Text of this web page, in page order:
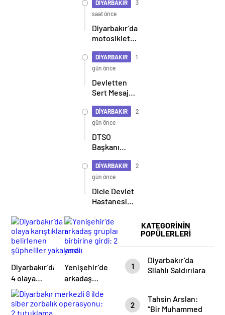
zorbalık
operasyonu:
2 tutuklama
DİYARBAKIR
3
saat önce
Diyarbakır’da
motosikletin
çarpma anı
kameralara
yansıdı
DİYARBAKIR
1
gün önce
Devletten
Sert Mesaj:
Bir Durum
Yok!
DİYARBAKIR
2
gün önce
DTSO
Başkanı
yıllık
çatışma
bitiyor,
şimdi
demokratikleşme
ve kalkınma
zamanı
DİYARBAKIR
2
gün önce
Dicle Devlet
Hastanesi
Başladı:
İlçede Sağlık
Hizmetlerinde
KATEGORİNİN
POPÜLERLERİ
1
Diyarbakır’da
Silahlı Saldırılara
Tutuklandı
2
Tahsin Arslan:
“Bir Muhammed
Diyarbakır’da
4 olaya
karıştıkları
belirlenen
şüpheliler
Yenişehir’de
arkadaş
grupları
birbirine